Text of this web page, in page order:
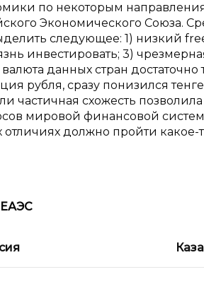
по некоторым
Экономического Союза.
следующее: 1) низкий
инвестировать; 3)
данных стран достаточно
рубля, сразу понизился
частичная схожесть
мировой финансовой
должно пройти какое-
ЕАЭС